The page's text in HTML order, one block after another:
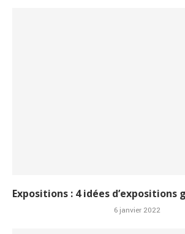
Expositions : 4 idées
6 janvier 2022